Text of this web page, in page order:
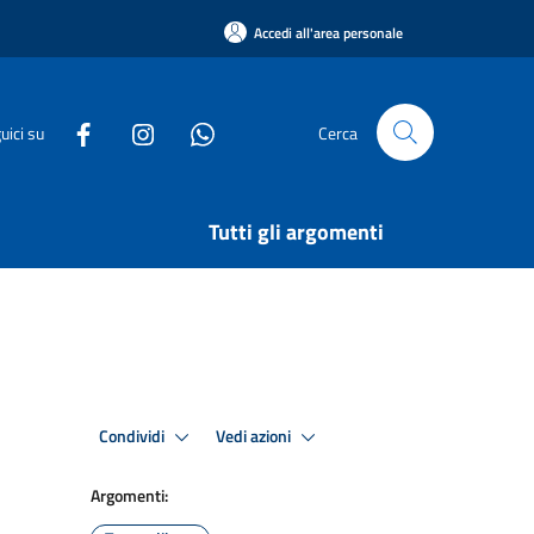
Accedi all'area personale
su Cerca
Tutti gli argomenti
Condividi Vedi azioni
Argomenti: